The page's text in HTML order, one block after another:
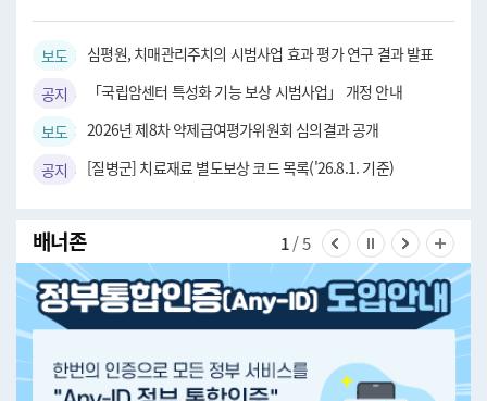
보도자료심평원, 치매관리주치의 시범사업 효과 평가 연구 결과 발표
공지사항 「국립암센터 특성화 기능 보상 시범사업」 개정 안내
보도자료2026년 제8차 약제급여평가위원회 심의결과 공개
공지사항[질병군] 치료재료 별도보상 코드 목록('26.8.1. 기준)
배너존 1/ 5 이전 슬라이드 보기
슬라이드 멈춤
다음 슬
전